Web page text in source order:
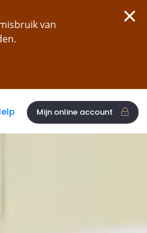
van
Mijn online account